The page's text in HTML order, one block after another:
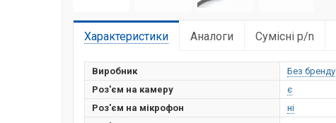
Характеристики Аналоги Сумісні p/n
Виробник
Без бренду
Роз'єм на камеру
є
Роз'єм на мікрофон
ні